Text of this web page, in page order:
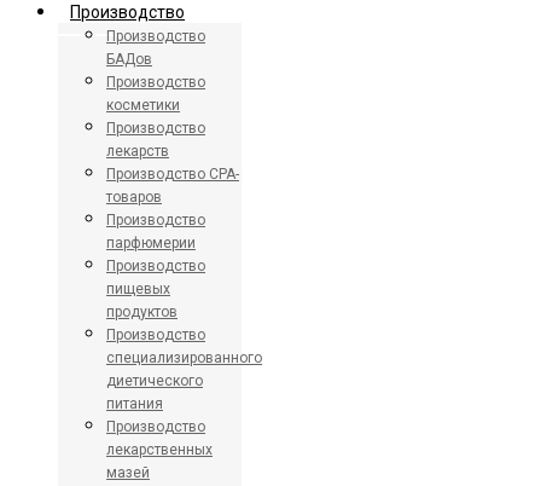
Производство
Производство
БАДов
Производство
косметики
Производство
лекарств
Производство CPA-
товаров
Производство
парфюмерии
Производство
пищевых
продуктов
Производство
специализированного
диетического
питания
Производство
лекарственных
мазей